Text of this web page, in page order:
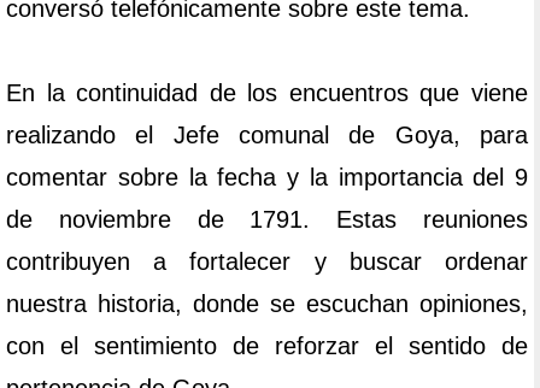
conversó telefónicamente sobre este tema.
En la continuidad de los encuentros que viene
realizando el Jefe comunal de Goya, para
comentar sobre la fecha y la importancia del 9
de noviembre de 1791. Estas reuniones
contribuyen a fortalecer y buscar ordenar
nuestra historia, donde se escuchan opiniones,
con el sentimiento de reforzar el sentido de